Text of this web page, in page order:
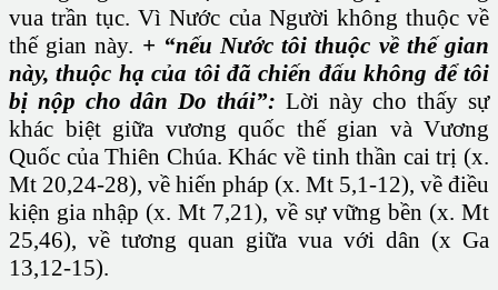
vua trần tục. Vì Nước của Người không thuộc về
thế gian này. + “nếu Nước tôi thuộc về thế gian
này, thuộc hạ của tôi đã chiến đấu không để tôi
bị nộp cho dân Do thái”: Lời này cho thấy sự
khác biệt giữa vương quốc thế gian và Vương
Quốc của Thiên Chúa. Khác về tinh thần cai trị (x.
Mt 20,24-28), về hiến pháp (x. Mt 5,1-12), về điều
kiện gia nhập (x. Mt 7,21), về sự vững bền (x. Mt
25,46), về tương quan giữa vua với dân (x Ga
13,12-15).